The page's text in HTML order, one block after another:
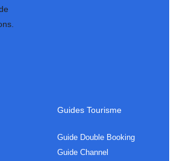
Guides Tourisme
Guide Double Booking
Guide Channel